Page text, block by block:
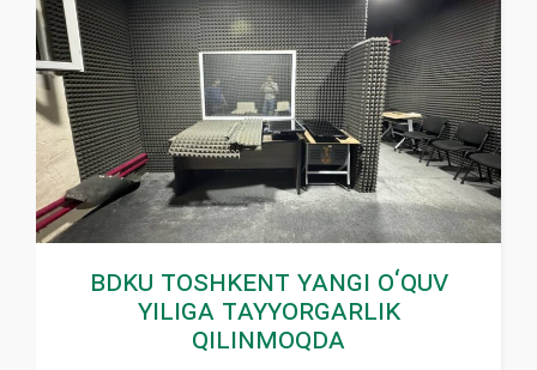
BDKU Toshkent yangi o‘quv
yiliga tayyorgarlik
qilinmoqda